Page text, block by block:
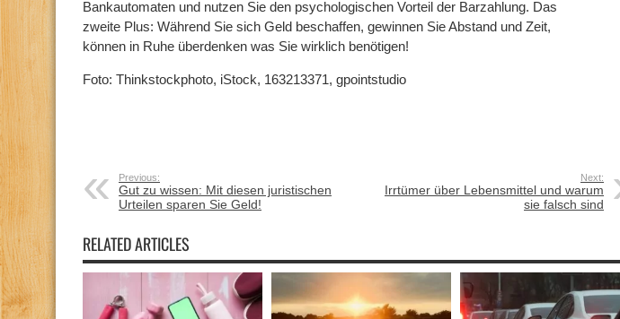
Bankautomaten und nutzen Sie den psychologischen Vorteil der Barzahlung. Das
zweite Plus: Während Sie sich Geld beschaffen, gewinnen Sie Abstand und Zeit,
können in Ruhe überdenken was Sie wirklich benötigen!
Foto: Thinkstockphoto, iStock, 163213371, gpointstudio
Previous:
Gut zu wissen: Mit diesen juristischen
Urteilen sparen Sie Geld!
Next:
Irrtümer über Lebensmittel und warum
sie falsch sind
RELATED ARTICLES